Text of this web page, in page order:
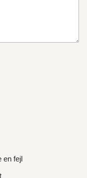
en fejl